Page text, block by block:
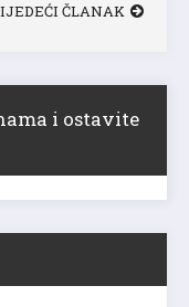
ČLANAK
i ostavite